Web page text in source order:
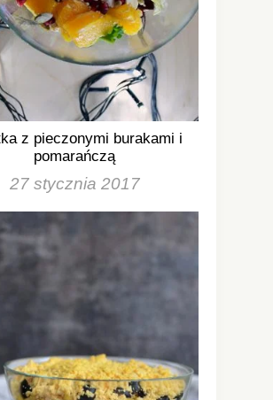
z pieczonymi burakami i
pomarańczą
27 stycznia 2017